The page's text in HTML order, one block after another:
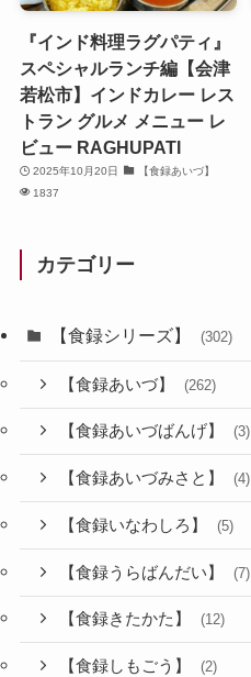
『インド料理ラグパティ』
スペシャルランチ編【会津
若松市】インドカレー レス
トラン グルメ メニュー レ
ビュー RAGHUPATI
2025年10月20日
【食録あいづ】
1837
カテゴリー
【食録シリーズ】 (302)
【食録あいづ】 (262)
【食録あいづばんげ】 (3)
【食録あいづみさと】 (4)
【食録いなわしろ】 (5)
【食録うらばんだい】 (7)
【食録きたかた】 (12)
【食録しもごう】 (2)